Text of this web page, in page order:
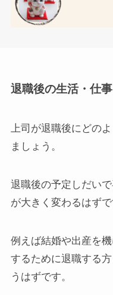
退職後の生活・仕
上司が退職後にどの
ましょう。
退職後の予定しだい
が大きく変わるはずで
例えば結婚や出産を
するために退職する
うはずです。